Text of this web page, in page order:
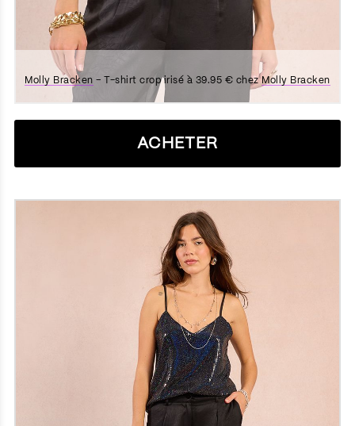
Molly Bracken – T-shirt crop irisé à 39.95 € chez Molly Bracken
ACHETER